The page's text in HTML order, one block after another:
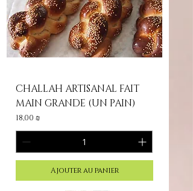
CHALLAH ARTISANAL FAIT
MAIN GRANDE (UN PAIN)
Prix
18,00 ₪
Ajouter au panier